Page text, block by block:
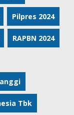
Pilpres 2024
RAPBN 2024
Tbk